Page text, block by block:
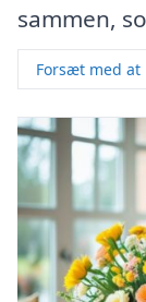
sammen,
Forsæt med